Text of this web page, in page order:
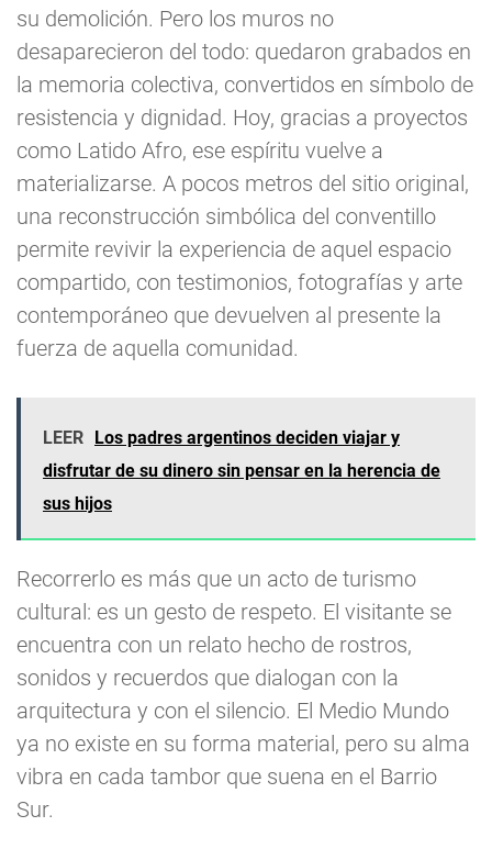
su demolición. Pero los muros no
desaparecieron del todo: quedaron grabados en
la memoria colectiva, convertidos en símbolo de
resistencia y dignidad. Hoy, gracias a proyectos
como Latido Afro, ese espíritu vuelve a
materializarse. A pocos metros del sitio original,
una reconstrucción simbólica del conventillo
permite revivir la experiencia de aquel espacio
compartido, con testimonios, fotografías y arte
contemporáneo que devuelven al presente la
fuerza de aquella comunidad.
LEER Los padres argentinos deciden viajar y
disfrutar de su dinero sin pensar en la herencia de
sus hijos
Recorrerlo es más que un acto de turismo
cultural: es un gesto de respeto. El visitante se
encuentra con un relato hecho de rostros,
sonidos y recuerdos que dialogan con la
arquitectura y con el silencio. El Medio Mundo
ya no existe en su forma material, pero su alma
vibra en cada tambor que suena en el Barrio
Sur.